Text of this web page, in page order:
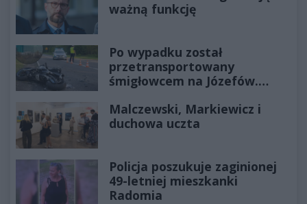
ważną funkcję
Po wypadku został
przetransportowany
śmigłowcem na Józefów.
Malczewski, Markiewicz i
duchowa uczta
Policja poszukuje zaginionej
49-letniej mieszkanki
Radomia